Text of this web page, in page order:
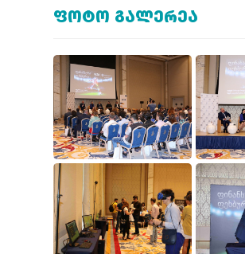
ᲤᲝᲢᲝ ᲒᲐᲚᲔᲠᲔᲐ